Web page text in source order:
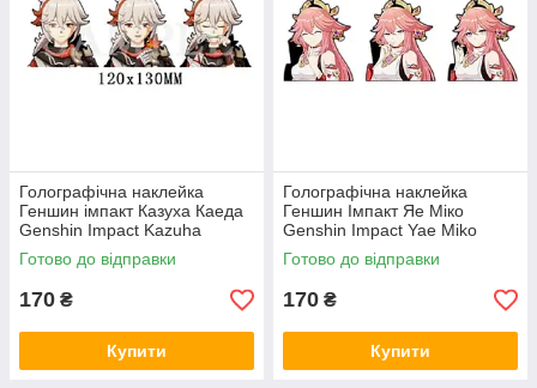
Голографічна наклейка
Геншин імпакт Казуха Каеда
Genshin Impact Kazuha
Kaeda 120x130 мм
Готово до відправки
170 ₴
Купити
Голографічна наклейка
Геншин Імпакт Яе Міко
Genshin Impact Yae Miko
109x130 мм
Готово до відправки
170 ₴
Купити